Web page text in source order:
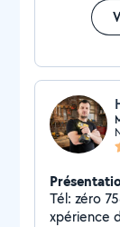
Tél: zéro
xpérience de bâtiment